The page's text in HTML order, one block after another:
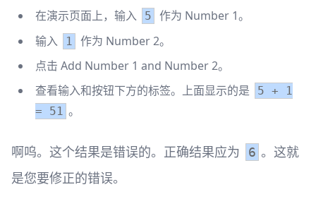
在演示页面上，输入
5
作为 Number 1。
输入
1
作为 Number 2。
点击 Add Number 1 and Number 2。
查看输入和按钮下方的标签。上面显示的是
5 + 1
= 51 。
啊呜。这个结果是错误的。正确结果应为 6 。这就
是您要修正的错误。